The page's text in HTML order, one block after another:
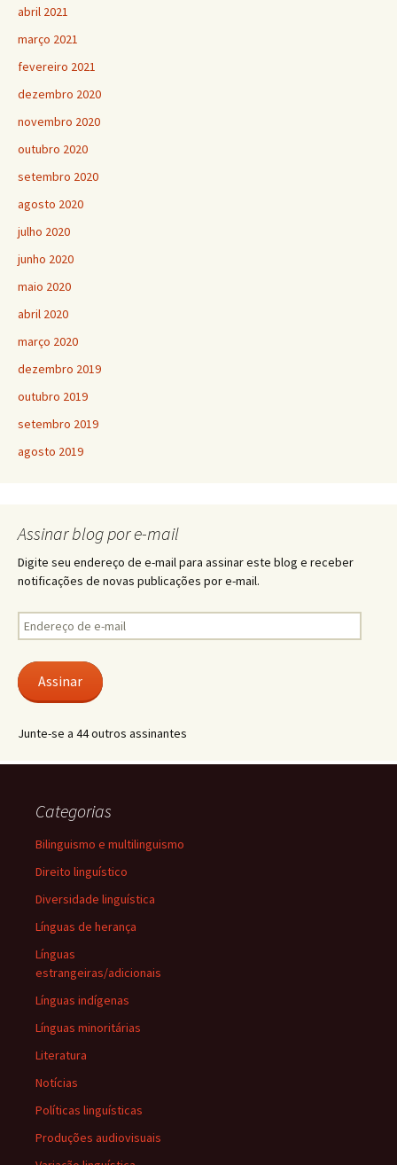
abril 2021
março 2021
fevereiro 2021
dezembro 2020
novembro 2020
outubro 2020
setembro 2020
agosto 2020
julho 2020
junho 2020
maio 2020
abril 2020
março 2020
dezembro 2019
outubro 2019
setembro 2019
agosto 2019
Assinar blog por e-mail
Digite seu endereço de e-mail para assinar este blog e receber
notificações de novas publicações por e-mail.
Endereço
de
mail Assinar
Junte-se a 44 outros assinantes
Categorias
Bilinguismo e multilinguismo
Direito linguístico
Diversidade linguística
Línguas de herança
Línguas
estrangeiras/adicionais
Línguas indígenas
Línguas minoritárias
Literatura
Notícias
Políticas linguísticas
Produções audiovisuais